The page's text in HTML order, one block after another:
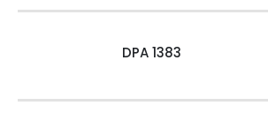
DPA 1383